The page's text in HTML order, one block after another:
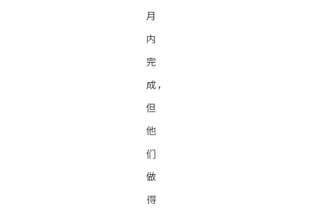
月
内
完
成，
但
他
们
做
得